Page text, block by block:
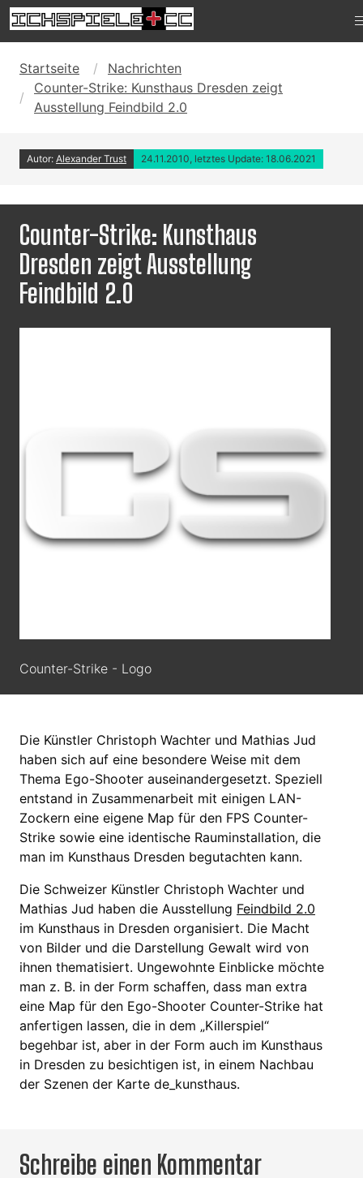
Startseite
Nachrichten
Counter-Strike: Kunsthaus Dresden zeigt
Ausstellung Feindbild 2.0
Autor: Alexander Trust 24.11.2010, letztes Update: 18.06.2021
Counter-Strike: Kunsthaus
Dresden zeigt Ausstellung
Feindbild 2.0
Counter-Strike - Logo
Die Künstler Christoph Wachter und Mathias Jud
haben sich auf eine besondere Weise mit dem
Thema Ego-Shooter auseinandergesetzt. Speziell
entstand in Zusammenarbeit mit einigen LAN-
Zockern eine eigene Map für den FPS Counter-
Strike sowie eine identische Rauminstallation, die
man im Kunsthaus Dresden begutachten kann.
Die Schweizer Künstler Christoph Wachter und
Mathias Jud haben die Ausstellung Feindbild 2.0
im Kunsthaus in Dresden organisiert. Die Macht
von Bilder und die Darstellung Gewalt wird von
ihnen thematisiert. Ungewohnte Einblicke möchte
man z. B. in der Form schaffen, dass man extra
eine Map für den Ego-Shooter Counter-Strike hat
anfertigen lassen, die in dem „Killerspiel“
begehbar ist, aber in der Form auch im Kunsthaus
in Dresden zu besichtigen ist, in einem Nachbau
der Szenen der Karte de_kunsthaus.
Schreibe einen Kommentar